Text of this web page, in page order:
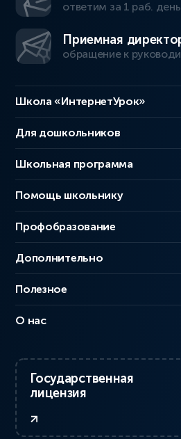
ответим за 1 раб. день
Приемная
обращение к
Школа «ИнтернетУрок»
Для дошкольников
Школьная программа
Помощь школьнику
Профобразование
Дополнительно
Полезное
О нас
Государственная
лицензия